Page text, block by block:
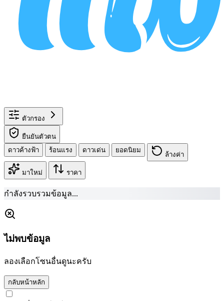
ตัวกรอง
ยืนยันตัวตน
ดาวค้างฟ้า
ร้อนแรง ดาวเด่น ยอดนิยม
ล้างค่า
มาใหม่ ราคา
กำลังรวบรวมข้อมูล...
ไม่พบข้อมูล
ลองเลือกโซนอื่นดูนะครับ
กลับหน้าหลัก